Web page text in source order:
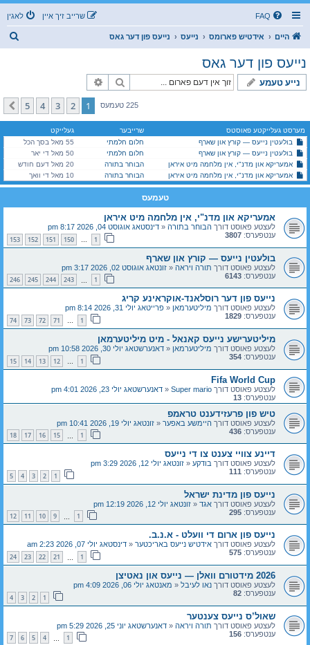
FAQ לאגין שרייב זיך איין
היים אידטיש פארומס נייעס נייעס פון דער גאס
נייעס פון דער גאס
נייע טעמע זוך
225 טעמעס 1
2
3
4
5
קומענדיגע
מערסט געלייקטע פאוסטס שרייבער
געלייקט
בולעטין נייעס — קורץ און שארף
חלום חלמתי
55 מאל בסך הכל
בולעטין נייעס — קורץ און שארף
חלום חלמתי
50 מאל די יאר
אמעריקא און מדנ"י, אין מלחמה מיט איראן
הבוחר בתורה
20 מאל דעם חודש
אמעריקא און מדנ"י, אין מלחמה מיט איראן
הבוחר בתורה 10 מאל די וואך
טעמעס
אמעריקא און מדנ"י, אין מלחמה מיט איראן
לעצטע פאוסט דורך הבוחר בתורה « דינסטאג אוגוסט 04, 2026 8:17 pm
ענטפערס: 3807
1
…
150
151
152
153
בולעטין נייעס — קורץ און שארף
לעצטע פאוסט דורך תורה ויראה « זונטאג אוגוסט 02, 2026 3:17 pm
ענטפערס: 6143
1
243
244
245
246
נייעס פון דער רוסלאנד-אוקראינע קריג
לעצטע פאוסט דורך מיליטערמאן « פרייטאג יולי 31, 2026 8:14 pm
ענטפערס: 1829
1
…
71
72
73
74
מיליטערישע נייעס קאנאל - מיט מיליטערמאן
לעצטע פאוסט דורך מיליטערמאן « דאנערשטאג יולי 30, 2026 10:58 pm
ענטפערס: 354
1
…
12
13
14
15
Fifa World Cup
לעצטע פאוסט דורך Super mario
« דאנערשטאג יולי 23, 2026 4:01 pm
ענטפערס: 13
טיש פון פרעזידענט טראמפ
לעצטע פאוסט דורך היימשע באפער « זונטאג יולי 19, 2026 10:41 pm
ענטפערס: 436
1
15
16
17
18
דיינע צוויי צענט צו די נייעס
לעצטע פאוסט דורך בודקע « זונטאג יולי 12, 2026 3:29 pm
ענטפערס: 111
1
2
3
4
5
נייעס פון מדינת ישראל
לעצטע פאוסט דורך אגד « זונטאג יולי 12, 2026 12:19 pm
ענטפערס: 295
1
9
10
11
12
נייעס פון ארום די וועלט - א.נ.ב.
לעצטע פאוסט דורך אידטיש נייעס באריכטער « דינסטאג יולי 07, 2026 2:23 am
ענטפערס: 575
1
21
22
23
24
2026 מידטורם וואלן — נייעס און נאטיצן
לעצטע פאוסט דורך נאו לעיבל « מאנטאג יולי 06, 2026 4:09 pm
ענטפערס: 82
1
2
3
4
שאול’ס נייעס צענטער
לעצטע פאוסט דורך תורה ויראה « דאנערשטאג יוני 25, 2026 5:29 pm
ענטפערס: 156
1
4
5
6
7